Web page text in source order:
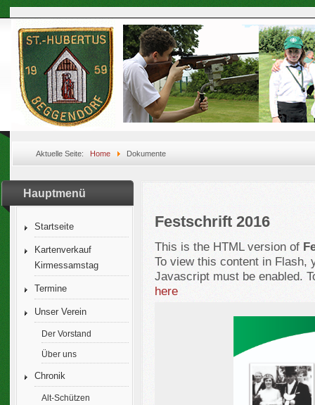
Aktuelle Seite: Home Dokumente
Hauptmenü
Startseite
Kartenverkauf
Kirmessamstag
Termine
Unser Verein
Der Vorstand
Über uns
Chronik
Alt-Schützen
Festschrift 2016
This is the HTML version of
To view this content in Flash,
Javascript must be enabled.
here